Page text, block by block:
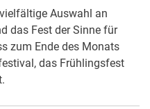
Auswahl an
das Fest der Sinne für
zum Ende des Monats
das Frühlingsfest